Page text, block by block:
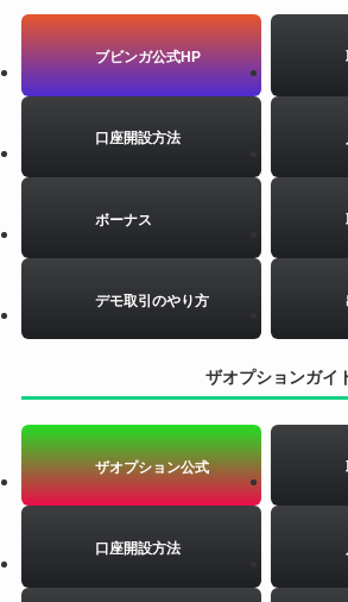
ブビンガ公式HP
口座開設方法
ボーナス
デモ取引のやり方
ザオプションガイ
ザオプション公式
口座開設方法